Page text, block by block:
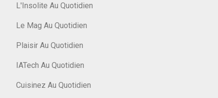
L'Insolite Au Quotidien
Le Mag Au Quotidien
Plaisir Au Quotidien
IATech Au Quotidien
Cuisinez Au Quotidien